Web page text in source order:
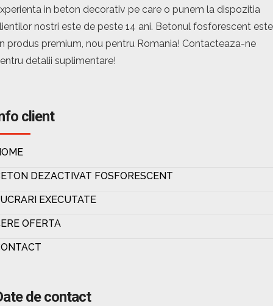
in beton decorativ pe care o punem la dispozitia
nostri este de peste 14 ani. Betonul fosforescent este
produs premium, nou pentru Romania! Contacteaza-ne
detalii suplimentare!
client
DEZACTIVAT FOSFORESCENT
EXECUTATE
OFERTA
de contact